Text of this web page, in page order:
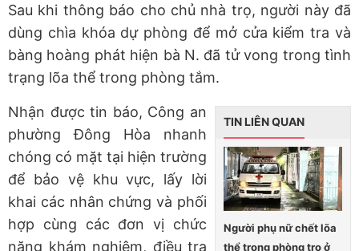
Sau khi thông báo cho chủ nhà trọ, người này đã
dùng chìa khóa dự phòng để mở cửa kiểm tra và
bàng hoàng phát hiện bà N. đã tử vong trong tình
trạng lõa thể trong phòng tắm.
TIN LIÊN QUAN
Người phụ nữ chết lõa
thể trong phòng trọ ở
Nhận được tin báo, Công an
phường Đông Hòa nhanh
chóng có mặt tại hiện trường
để bảo vệ khu vực, lấy lời
khai các nhân chứng và phối
hợp cùng các đơn vị chức
năng khám nghiệm, điều tra